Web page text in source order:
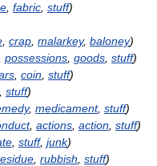
fabric stuff)
crap malarkey, baloney)
possessions goods stuff)
coin stuff)
stuff)
, medicament, stuff)
, actions action stuff)
stuff, junk)
rubbish stuff)